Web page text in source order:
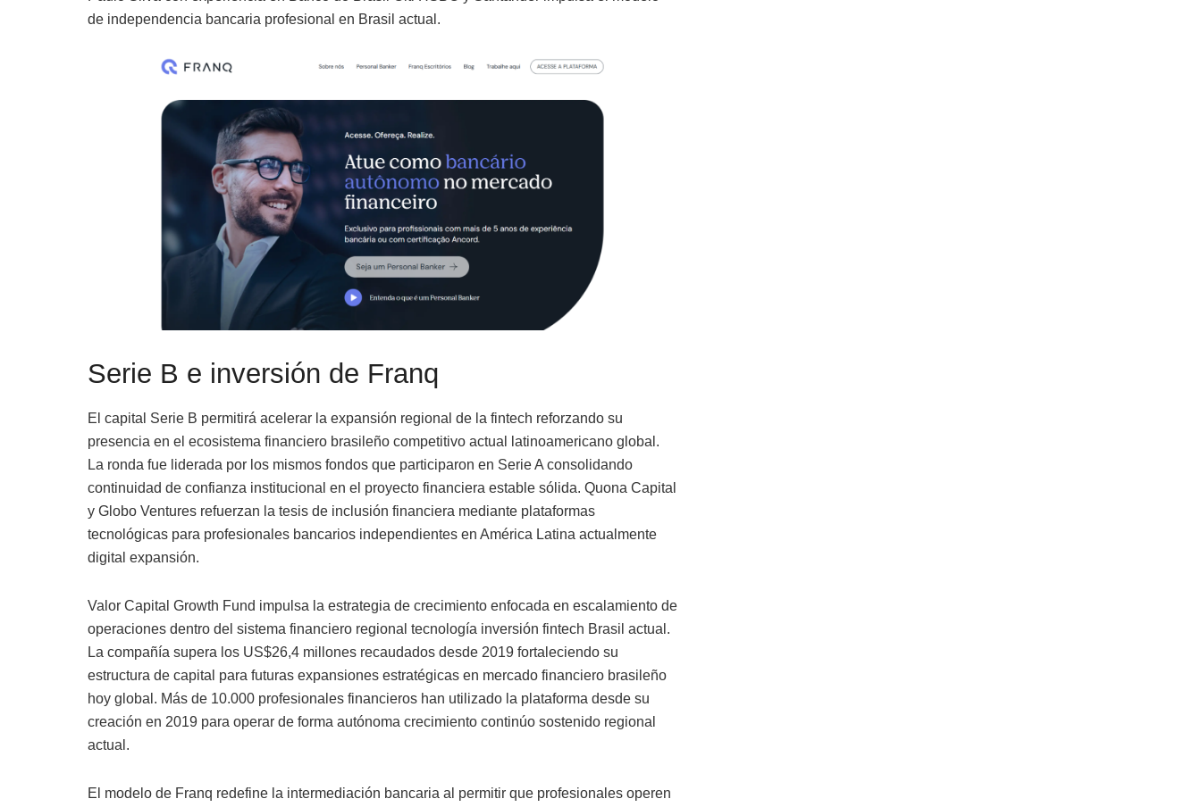
de independencia bancaria profesional en Brasil actual.
Serie B e inversión de Franq
El capital Serie B permitirá acelerar la expansión regional de la fintech reforzando su
presencia en el ecosistema financiero brasileño competitivo actual latinoamericano global.
La ronda fue liderada por los mismos fondos que participaron en Serie A consolidando
continuidad de confianza institucional en el proyecto financiera estable sólida. Quona Capital
y Globo Ventures refuerzan la tesis de inclusión financiera mediante plataformas
tecnológicas para profesionales bancarios independientes en América Latina actualmente
digital expansión.
Valor Capital Growth Fund impulsa la estrategia de crecimiento enfocada en escalamiento de
operaciones dentro del sistema financiero regional tecnología inversión fintech Brasil actual.
La compañía supera los US$26,4 millones recaudados desde 2019 fortaleciendo su
estructura de capital para futuras expansiones estratégicas en mercado financiero brasileño
hoy global. Más de 10.000 profesionales financieros han utilizado la plataforma desde su
creación en 2019 para operar de forma autónoma crecimiento continúo sostenido regional
actual.
El modelo de Franq redefine la intermediación bancaria al permitir que profesionales operen